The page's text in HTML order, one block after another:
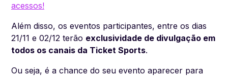
acessos!
Além disso, os eventos participantes, entre os dias
21/11 e 02/12 terão exclusividade de divulgação em
todos os canais da Ticket Sports.
Ou seja, é a chance do seu evento aparecer para